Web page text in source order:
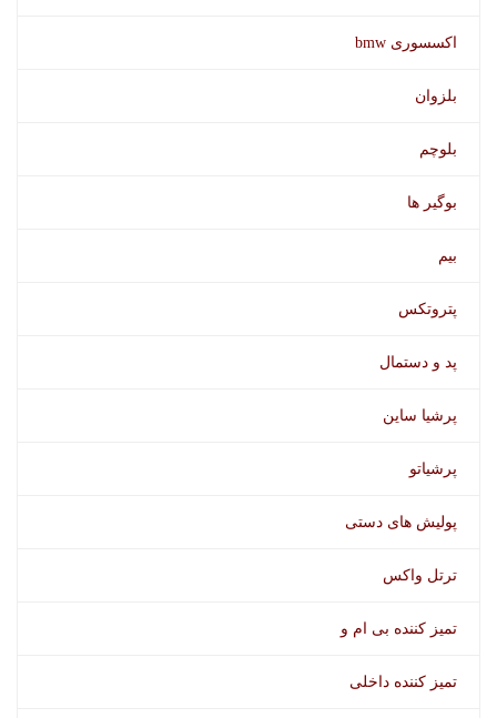
اکسسوری bmw
بلزوان
بلوچم
بوگیر ها
بیم
پتروتکس
پد و دستمال
پرشیا ساین
پرشیاتو
پولیش های دستی
ترتل واکس
تمیز کننده بی ام و
تمیز کننده داخلی